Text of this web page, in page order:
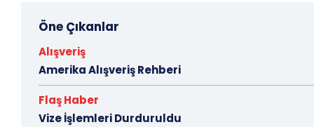
Öne Çıkanlar
Alışveriş
Amerika Alışveriş Rehberi
Flaş Haber
Vize İşlemleri Durduruldu